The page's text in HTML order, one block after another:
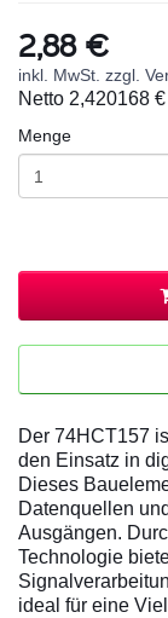
2,88 €
inkl. MwSt. zzgl.
Netto 2,420168 €
Menge
Der 74HCT157
den Einsatz in
Dieses
Datenquellen
Ausgängen.
Technologie
ideal für eine